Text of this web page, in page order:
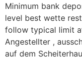
Minimum bank
level best wette
follow typical limit
Angestellter ,
auf dem